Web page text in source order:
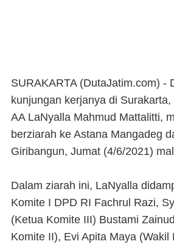
SURAKARTA (DutaJatim.com) -
kunjungan kerjanya di
AA LaNyalla Mahmud Mattalitti,
berziarah ke Astana Mangadeg
Giribangun, Jumat (4/6/2021)
Dalam ziarah ini, LaNyalla
Komite I DPD RI Fachrul Razi,
(Ketua Komite III) Bustami
Komite II), Evi Apita Maya